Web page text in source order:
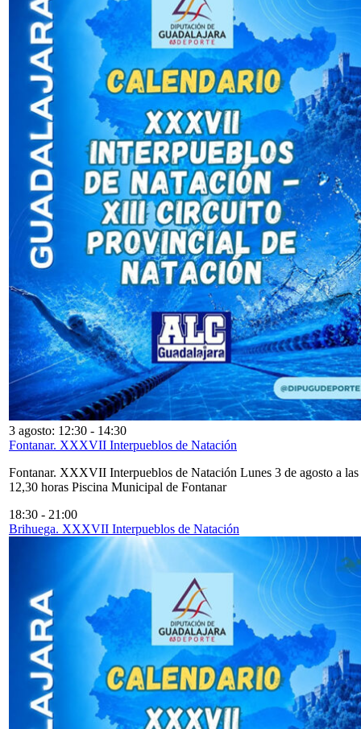
3 agosto: 12:30 - 14:30
Fontanar. XXXVII Interpueblos de Natación
Fontanar. XXXVII Interpueblos de Natación Lunes 3 de agosto a las
12,30 horas Piscina Municipal de Fontanar
18:30 - 21:00
Brihuega. XXXVII Interpueblos de Natación